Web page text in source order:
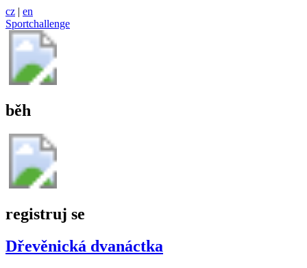
cz | en
Sportchallenge
běh
registruj se
Dřevěnická dvanáctka